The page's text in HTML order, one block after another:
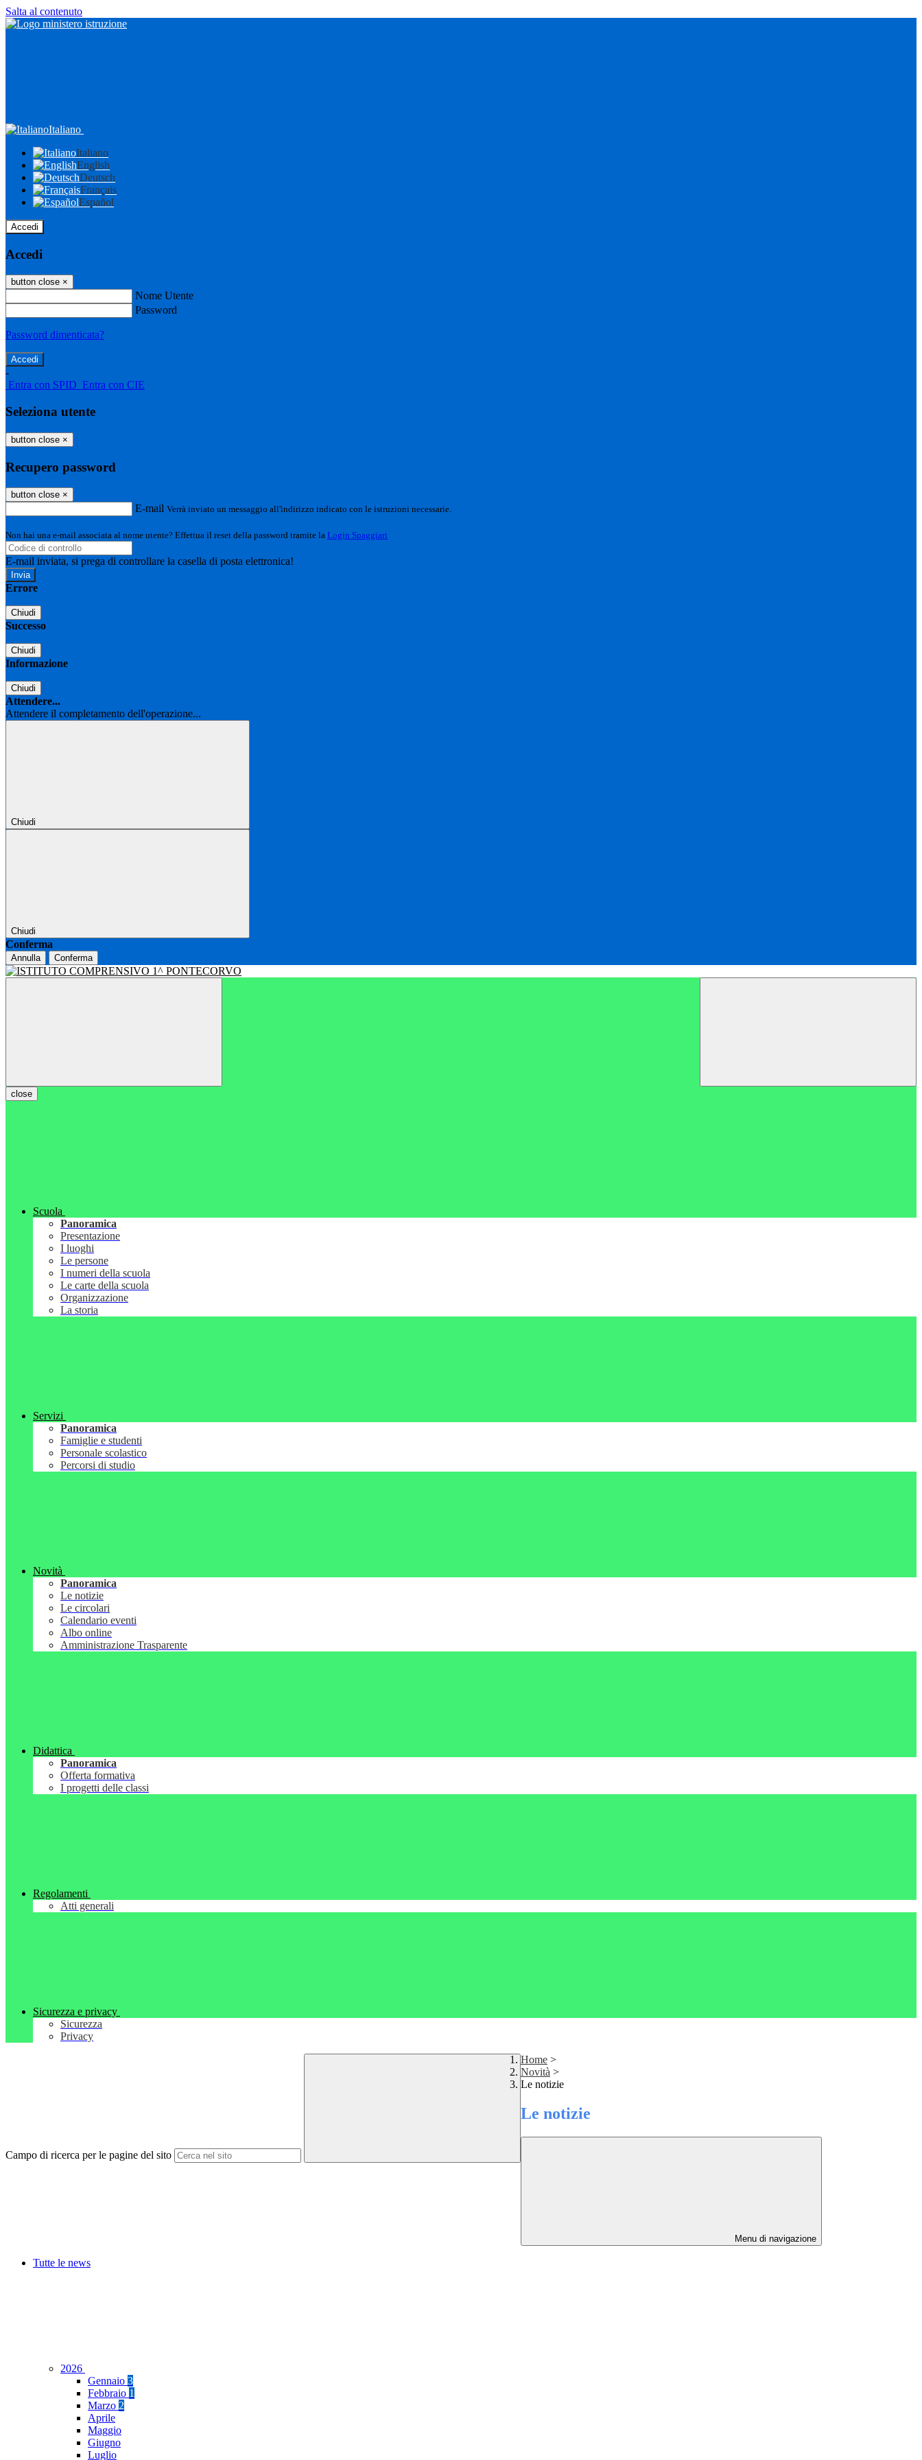
Salta al contenuto
Italiano
Italiano
English
Deutsch
Français
Español
Accedi
Accedi
button close ×
Nome Utente
Password
Password dimenticata?
-
Entra con SPID Entra con CIE
Seleziona utente
button close ×
Recupero password
button close ×
E-mail Verrà inviato un messaggio all'indirizzo indicato con le istruzioni necessarie.
Non hai una e-mail associata al nome utente? Effettua il reset della password tramite la Login Spaggiari
E-mail inviata, si prega di controllare la casella di posta elettronica!
Errore
Chiudi
Successo
Chiudi
Informazione
Chiudi
Attendere...
Attendere il completamento dell'operazione...
Chiudi
Chiudi
Conferma
Annulla Conferma
close
Scuola
Panoramica
Presentazione
I luoghi
Le persone
I numeri della scuola
Le carte della scuola
Organizzazione
La storia
Servizi
Panoramica
Famiglie e studenti
Personale scolastico
Percorsi di studio
Novità
Panoramica
Le notizie
Le circolari
Calendario eventi
Albo online
Amministrazione Trasparente
Didattica
Panoramica
Offerta formativa
I progetti delle classi
Regolamenti
Atti generali
Sicurezza e privacy
Sicurezza
Privacy
Campo di ricerca per le pagine del sito
Home >
Novità >
Le notizie
Le notizie
Menu di navigazione
Tutte le news
2026
Gennaio 3
Febbraio 1
Marzo 2
Aprile
Maggio
Giugno
Luglio